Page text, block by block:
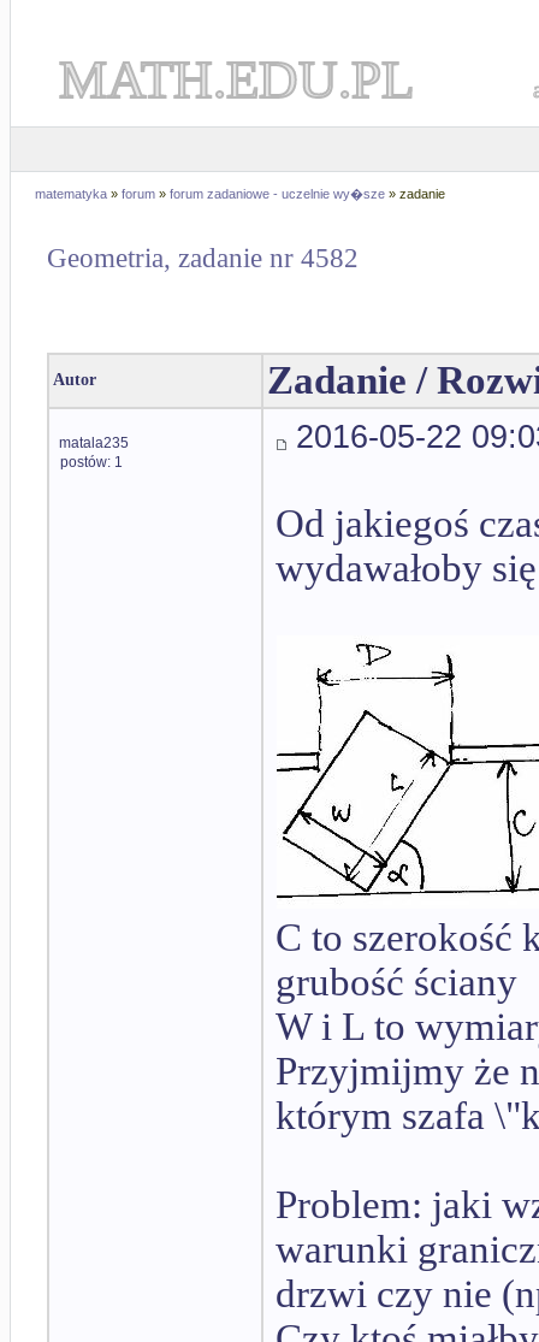
MATH.EDU.PL
matematyka » forum » forum zadaniowe - uczelnie wy�sze » zadanie
Geometria, zadanie nr 4582
Autor Zadanie /
matala235
postów: 1
2016-05-22
Od jakiegoś
wydawałoby
C to szerokość
grubość ściany
W i L to
Przyjmijmy że
którym szafa
Problem: jaki
warunki
drzwi czy nie